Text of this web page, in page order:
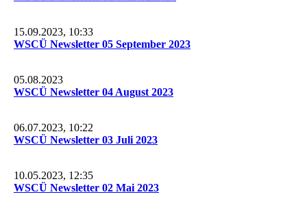
15.09.2023, 10:33
WSCÜ Newsletter 05 September 2023
05.08.2023
WSCÜ Newsletter 04 August 2023
06.07.2023, 10:22
WSCÜ Newsletter 03 Juli 2023
10.05.2023, 12:35
WSCÜ Newsletter 02 Mai 2023